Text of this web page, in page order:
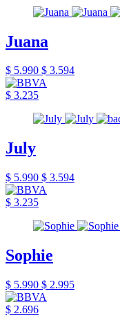
Juana
$ 5.990 $ 3.594
$ 3.235
July
$ 5.990 $ 3.594
$ 3.235
Sophie
$ 5.990 $ 2.995
$ 2.696